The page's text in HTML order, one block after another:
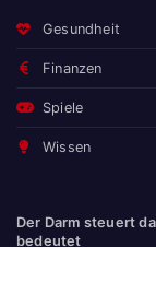
Gesundheit
Finanzen
Spiele
Wissen
Der Darm steuert
bedeutet